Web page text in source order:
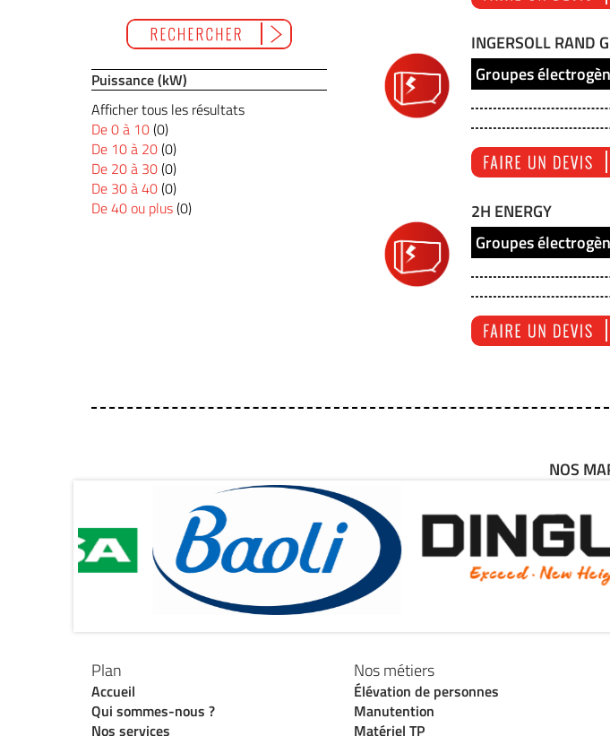
Puissance (kW)
Afficher tous les résultats
De 0 à 10(0)
De 10 à 20(0)
De 20 à 30(0)
De 30 à 40(0)
De 40 ou plus(0)
INGERSOLL RAND
Groupes
2H ENERGY
Groupes
NOS
Plan
Accueil
Qui sommes-nous ?
Nos services
Nos métiers
Élévation de personnes
Manutention
Matériel TP